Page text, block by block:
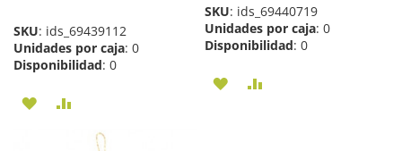
SKU: ids_69439112
Unidades por caja: 0
Disponibilidad: 0
AÑADIR
PARA
SKU: ids_69440719
Unidades por caja: 0
Disponibilidad: 0
AÑADIR